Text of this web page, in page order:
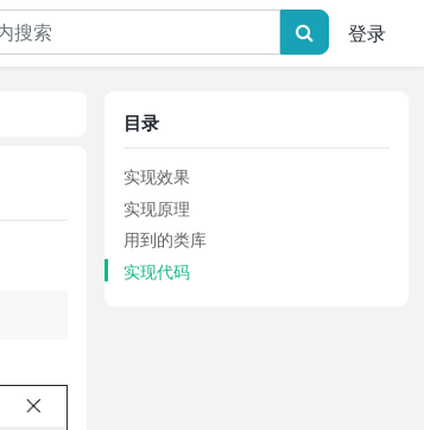
登录
目录
实现效果
实现原理
用到的类库
实现代码